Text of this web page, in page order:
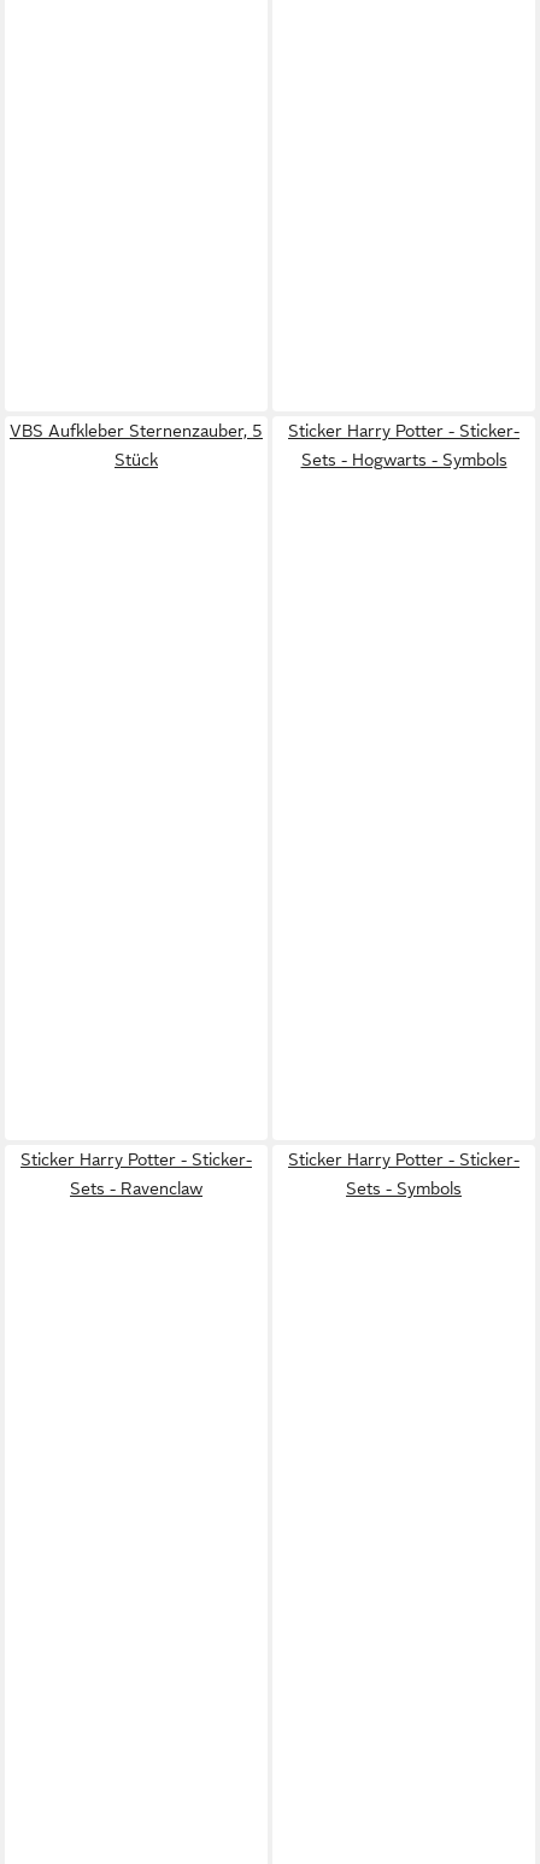
VBS Aufkleber Sternenzauber, 5
Stück
Sticker Harry Potter - Sticker-
Sets - Hogwarts - Symbols
Sticker Harry Potter - Sticker-
Sets - Ravenclaw
Sticker Harry Potter - Sticker-
Sets - Symbols